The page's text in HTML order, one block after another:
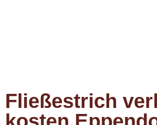
Fließestrich